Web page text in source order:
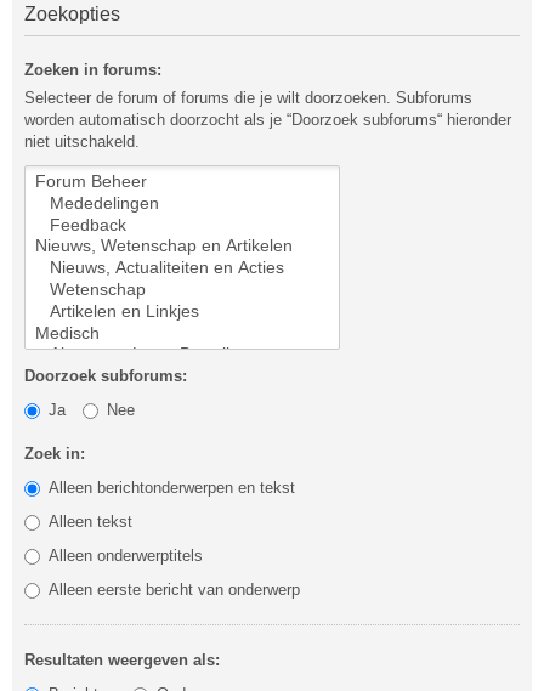
Zoekopties
Zoeken in forums:
Selecteer de forum of forums die je wilt doorzoeken. Subforums
worden automatisch doorzocht als je “Doorzoek subforums“ hieronder
niet uitschakeld.
Doorzoek subforums:
Ja
Nee
Zoek in:
Alleen berichtonderwerpen en tekst
Alleen tekst
Alleen onderwerptitels
Alleen eerste bericht van onderwerp
Resultaten weergeven als: